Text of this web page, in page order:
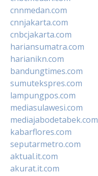
cnnmedan.com
cnnjakarta.com
cnbcjakarta.com
hariansumatra.com
harianikn.com
bandungtimes.com
sumutekspres.com
lampungpos.com
mediasulawesi.com
mediajabodetabek.com
kabarflores.com
seputarmetro.com
aktual.it.com
akurat.it.com